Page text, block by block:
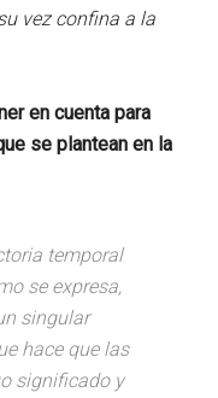
vez confina a la
en cuenta para
se plantean en la
temporal
se expresa,
singular
hace que las
significado y